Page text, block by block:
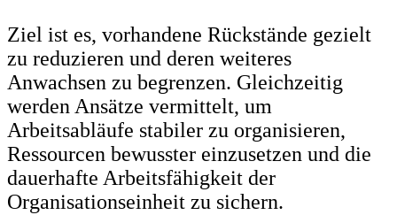
Ziel ist es, vorhandene Rückstände gezielt
zu reduzieren und deren weiteres
Anwachsen zu begrenzen. Gleichzeitig
werden Ansätze vermittelt, um
Arbeitsabläufe stabiler zu organisieren,
Ressourcen bewusster einzusetzen und die
dauerhafte Arbeitsfähigkeit der
Organisationseinheit zu sichern.